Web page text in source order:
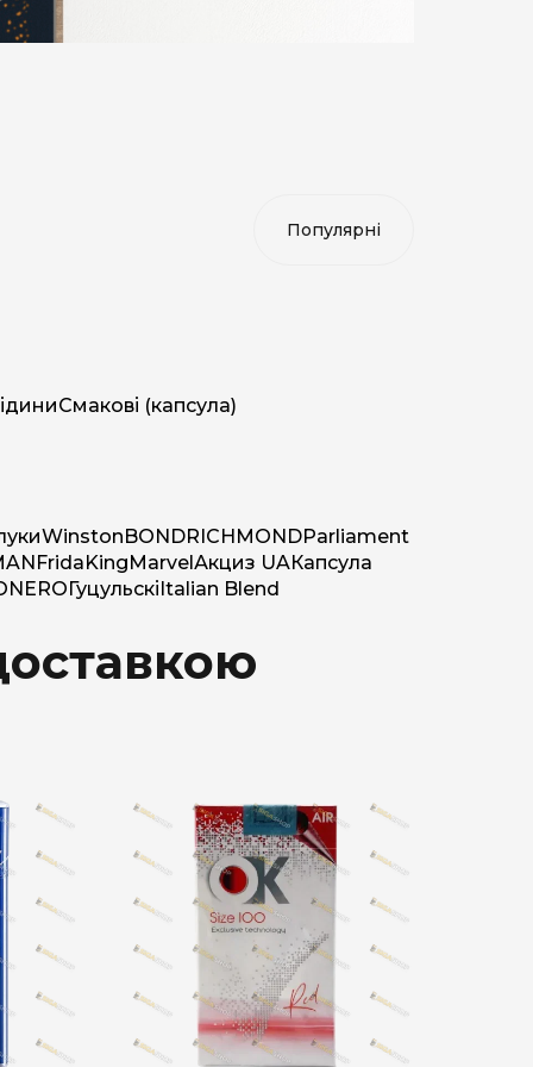
Смакові (капсула)
WinstonBONDRICHMONDParliament
FridaKingMarvelАкциз UAКапсула
NEROГуцульскіItalian Blend